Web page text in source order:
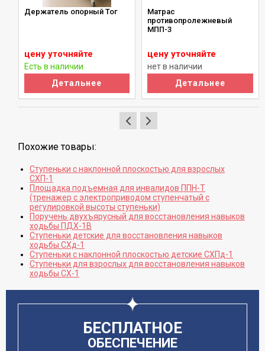
Держатель опорный Тог
цену уточняйте
Есть в наличии
Детальнее
Матрас
противопролежневый
МПП-3
цену уточняйте
нет в наличии
Детальнее
Похожие товары:
Ступеньки с наклонной плоскостью для взрослых
СХП-1
Площадка подъемная для инвалидов ППН-Т
(тренажер с электроприводом ступенчатый с
регулировкой высоты ступеньки)
Поручень двухъярусный для восстановления навыков
ходьбы ПДХ-1В
Ступеньки детские для восстановления навыков
ходьбы СХд-1
Ступеньки с наклонной плоскостью детские СХПд-1
Ступеньки для взрослых для восстановления навыков
ходьбы СХ-1
БЕСПЛАТНОЕ
ОБЕСПЕЧЕНИЕ